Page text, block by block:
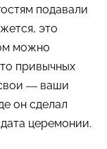
подавали
это
можно
привычных
— ваши
он сделал
церемонии.